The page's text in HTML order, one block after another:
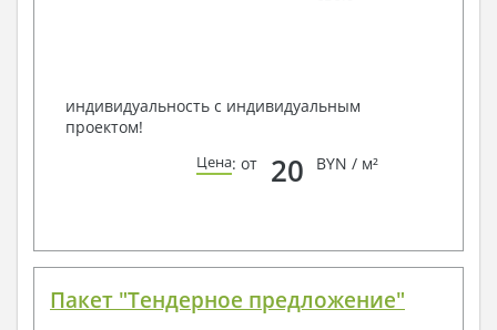
индивидуальность с индивидуальным
проектом!
Цена: от 20 BYN / м²
Пакет "Тендерное предложение"